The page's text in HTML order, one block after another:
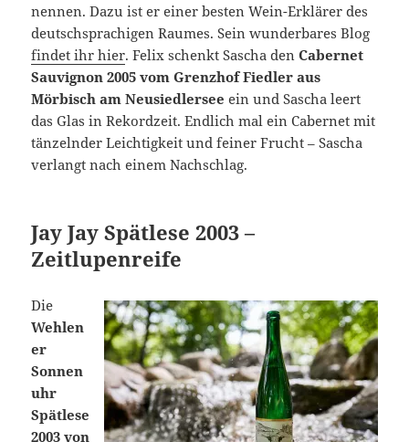
nennen. Dazu ist er einer besten Wein-Erklärer des
deutschsprachigen Raumes. Sein wunderbares Blog
findet ihr hier. Felix schenkt Sascha denCabernet
Sauvignon 2005 vom Grenzhof Fiedler aus
Mörbisch am Neusiedlersee ein und Sascha leert
das Glas in Rekordzeit. Endlich mal ein Cabernet mit
tänzelnder Leichtigkeit und feiner Frucht – Sascha
verlangt nach einem Nachschlag.
Jay Jay Spätlese 2003 –
Zeitlupenreife
Die
Wehlen
er
Sonnen
uhr
Spätlese
2003 von